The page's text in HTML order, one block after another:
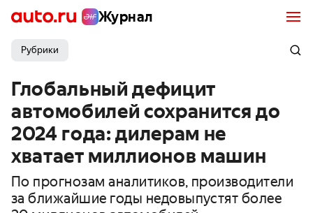
Журнал
Рубрики
Глобальный дефицит
автомобилей сохранится до
2024 года: дилерам не
хватает миллионов машин
По прогнозам аналитиков, производители
за ближайшие годы недовыпустят более